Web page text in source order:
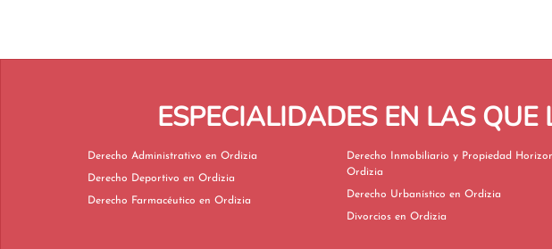
ESPECIALIDADES EN LAS
Derecho Administrativo en Ordizia
Derecho Deportivo en Ordizia
Derecho Farmacéutico en Ordizia
Derecho Inmobiliario y Propiedad
Ordizia
Derecho Urbanístico en Ordizia
Divorcios en Ordizia